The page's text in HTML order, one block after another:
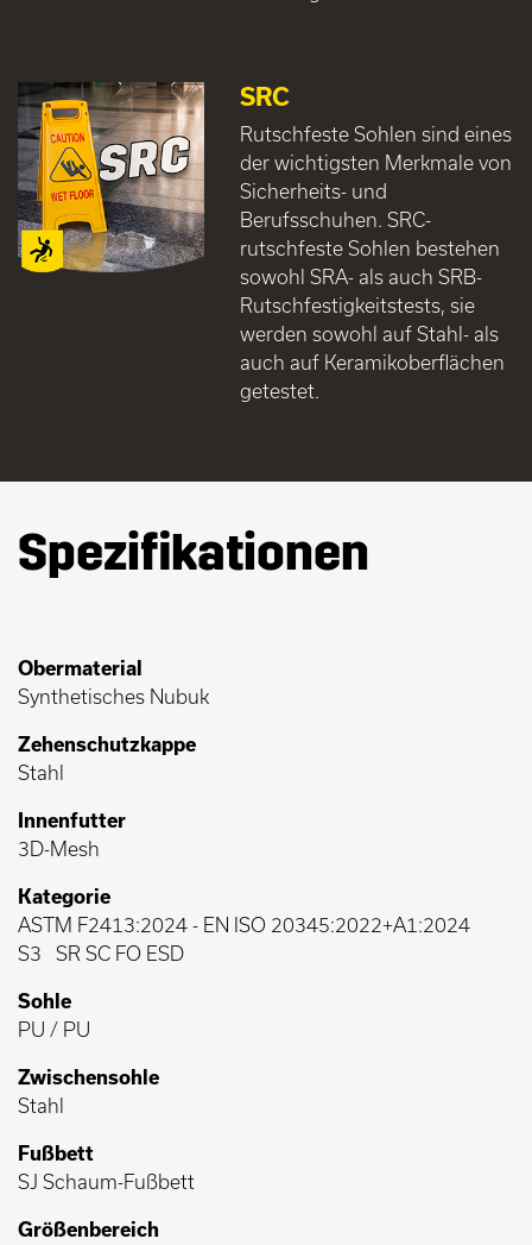
SRC
Rutschfeste Sohlen sind eines
der wichtigsten Merkmale von
Sicherheits- und
Berufsschuhen. SRC-
rutschfeste Sohlen bestehen
sowohl SRA- als auch SRB-
Rutschfestigkeitstests, sie
werden sowohl auf Stahl- als
auch auf Keramikoberflächen
getestet.
Spezifikationen
Obermaterial
Synthetisches Nubuk
Zehenschutzkappe
Stahl
Innenfutter
3D-Mesh
Kategorie
ASTM F2413:2024 - EN ISO 20345:2022+A1:2024
S3
SR SC FO ESD
Sohle
PU / PU
Zwischensohle
Stahl
Fußbett
SJ Schaum-Fußbett
Größenbereich